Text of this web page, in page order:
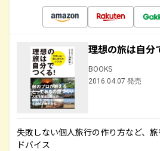
理想の旅は自分
BOOKS
2016.04.07 発売
失敗しない個人旅行の作り方など、
ドバイス